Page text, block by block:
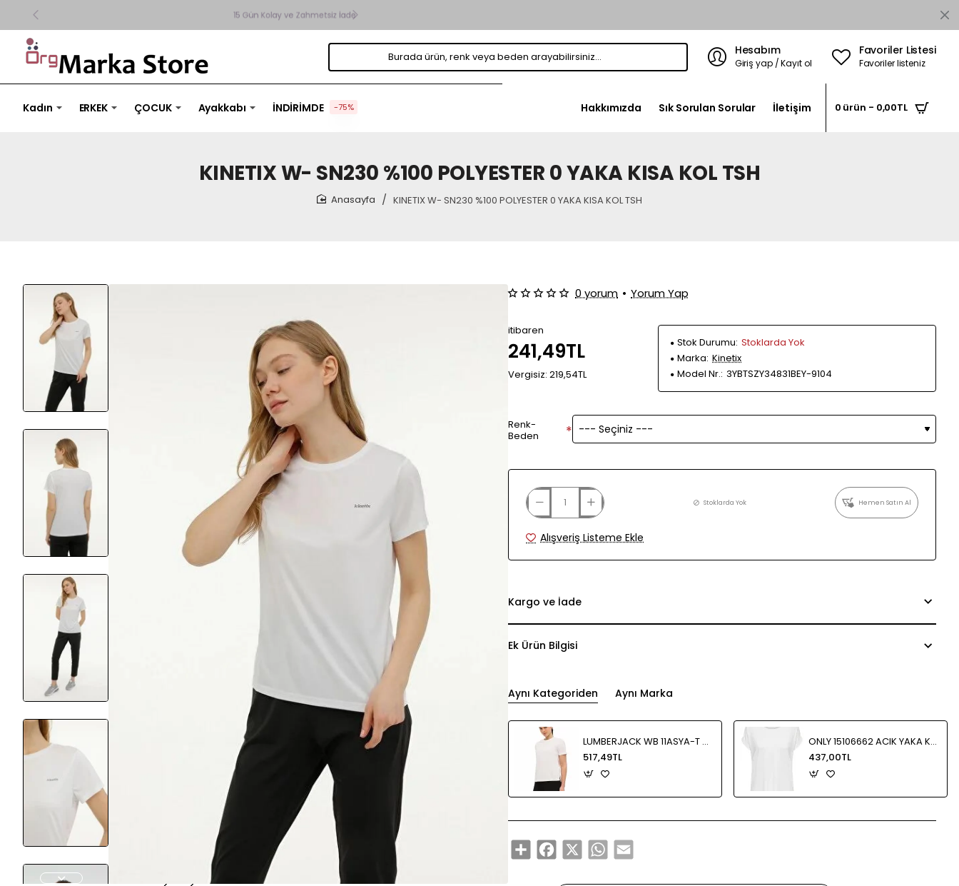
15 Gün Kolay ve Zahmetsiz İade
ürün,
renk
beden
Hesabım
Giriş yap / Kayıt ol
Favoriler Listesi
Favoriler listeniz
Kadın ERKEK ÇOCUK Ayakkabı İNDİRİMDE -75% Hakkımızda Sık Sorulan Sorular İletişim 0 ürün - 0,00TL
KINETIX W- SN230 %100 POLYESTER 0 YAKA KISA KOL TSH
KINETIX W- SN230 %100 POLYESTER 0 YAKA KISA KOL TSH
0 yorum • Yorum Yap
itibaren
241,49TL
Vergisiz: 219,54TL
Stok Durumu: Stoklarda Yok
Marka: Kinetix
Model Nr.: 3YBTSZY34831BEY-9104
Renk-
Beden
Stoklarda Yok Hemen Satın Al
Alışveriş Listeme Ekle
Kargo ve İade
Ek Ürün Bilgisi
Aynı Kategoriden Aynı Marka
LUMBERJACK WB 11ASYA-T FX KISA KOL TSH
517,49TL
ONLY 15106662 ACIK YAKA KOL KATLAMALI KISA KOL TSHIRT
437,00TL
ShareFacebook
X WhatsApp
Email